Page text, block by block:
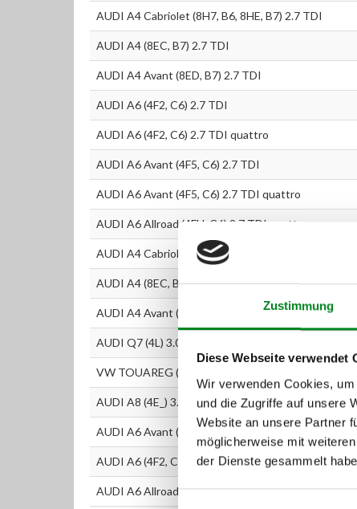
Zustimmung
Diese Webseite verwendet
Wir verwenden Cookies,
und die Zugriffe auf unsere
Website an unsere Partner
möglicherweise mit
der Dienste gesammelt
Einwilligungsauswahl
AUDI A4 Cabriolet (8H7, B6, 8HE, B7) 2.7 TDI
AUDI A4 (8EC, B7) 2.7 TDI
AUDI A4 Avant (8ED, B7) 2.7 TDI
AUDI A6 (4F2, C6) 2.7 TDI
AUDI A6 (4F2, C6) 2.7 TDI quattro
AUDI A6 Avant (4F5, C6) 2.7 TDI
AUDI A6 Avant (4F5, C6) 2.7 TDI quattro
AUDI A6 Allroad (4FH, C6) 2.7 TDI quattro
AUDI A4 Cabriolet (8H7, B6, 8HE, B7) 3.0 TDI quattro
AUDI A4 (8EC, B7) 3.0 TDI quattro
AUDI A4 Avant (8ED, B7) 3.0 TDI quattro
AUDI Q7 (4L) 3.0 TDI
VW TOUAREG (7LA, 7L6, 7L7) 3.0 TDI
AUDI A8 (4E_) 3.0 TDI quattro
AUDI A6 Avant (4F5, C6) 3.0 TDI quattro
AUDI A6 (4F2, C6) 3.0 TDI quattro
AUDI A6 Allroad (4FH, C6) 3.0 TDI quattro